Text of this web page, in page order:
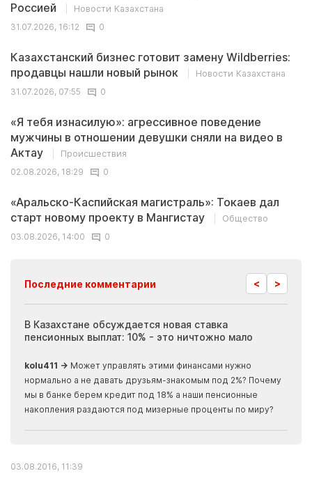
Россией
Новости Казахстана
31.07.2026, 16:12
0
Казахстанский бизнес готовит замену Wildberries:
продавцы нашли новый рынок
Новости Казахстана
31.07.2026, 07:55
0
«Я тебя изнасилую»: агрессивное поведение
мужчины в отношении девушки сняли на видео в
Актау
Происшествия
02.08.2026, 18:29
0
«Аральско-Каспийская магистраль»: Токаев дал
старт новому проекту в Мангистау
Общество
03.08.2026, 14:00
0
Последние комментарии < >
В Казахстане обсуждается новая ставка
пенсионных выплат: 10% - это ничтожно мало
kolu411 → Может управлять этими финансами нужно
нормально а не давать друзьям-знакомым под 2%? Почему
мы в банке берем кредит под 18% а наши пенсионные
накопления раздаются под мизерные проценты по миру?
03.08.2016, 11:39